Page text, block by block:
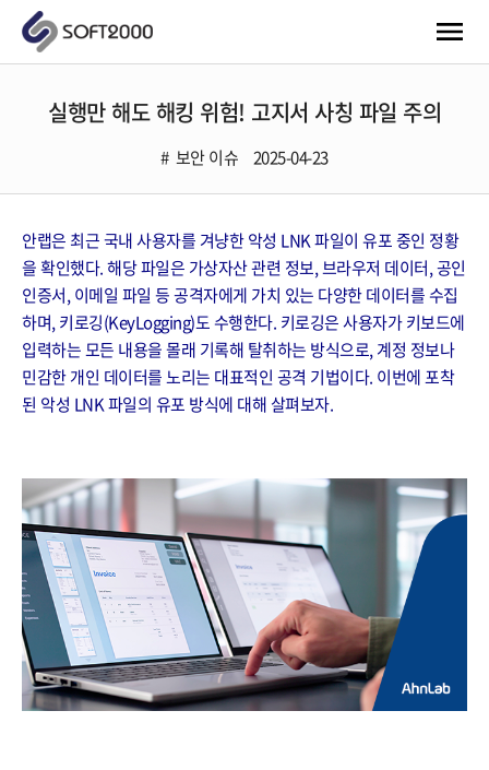
실행만 해도 해킹 위험! 고지서 사칭 파일 주의
보안 이슈 2025-04-23
안랩은 최근 국내 사용자를 겨냥한 악성 LNK 파일이 유포 중인 정황
을 확인했다. 해당 파일은 가상자산 관련 정보, 브라우저 데이터, 공인
인증서, 이메일 파일 등 공격자에게 가치 있는 다양한 데이터를 수집
하며, 키로깅(KeyLogging)도 수행한다. 키로깅은 사용자가 키보드에
입력하는 모든 내용을 몰래 기록해 탈취하는 방식으로, 계정 정보나
민감한 개인 데이터를 노리는 대표적인 공격 기법이다. 이번에 포착
된 악성 LNK 파일의 유포 방식에 대해 살펴보자.